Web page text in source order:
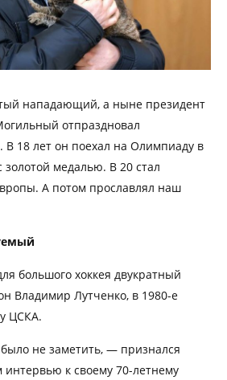
нападающий, а ныне президент
отпраздновал
В 18 лет он поехал на Олимпиаду в
золотой медалью. В 20 стал
А потом прославлял наш
большого хоккея двукратный
Владимир Лутченко, в 1980-е
ЦСКА.
не заметить, — признался
интервью к своему 70-летнему